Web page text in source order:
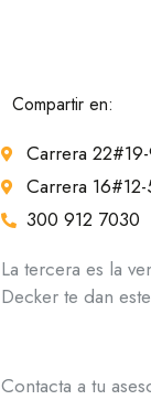
Compartir en:
Carrera
Carrera
300 912 7030
La tercera es la
Decker te dan
Contacta a tu